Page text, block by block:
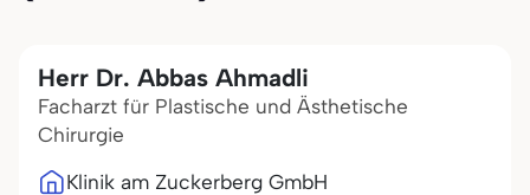
Herr Dr. Abbas Ahmadli
Facharzt für Plastische und Ästhetische
Chirurgie
Klinik am Zuckerberg GmbH